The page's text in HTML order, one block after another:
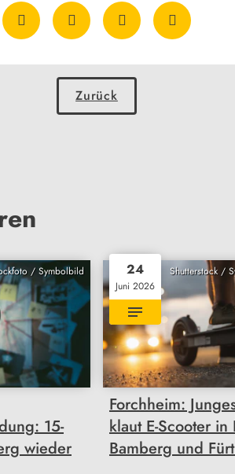
Zurück
/ Symbolbild
15-
wieder
Shutterstock /
24
Juni 2026
Forchheim:
klaut E-Scooter in
Bamberg und